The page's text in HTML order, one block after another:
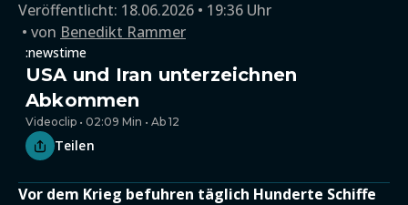
Veröffentlicht: 18.06.2026 • 19:36 Uhr
von Benedikt Rammer
:newstime
USA und Iran unterzeichnen
Abkommen
Videoclip • 02:09 Min • Ab 12
Teilen
Vor dem Krieg befuhren täglich Hunderte Schiffe